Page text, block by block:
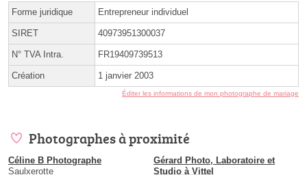
Forme juridique Entrepreneur individuel
SIRET 40973951300037
N° TVA Intra. FR19409739513
Création 1 janvier 2003
Éditer les informations de mon photographe de mariage
Photographes à proximité
Céline B Photographe
Saulxerotte
Gérard Photo, Laboratoire et
Studio à Vittel